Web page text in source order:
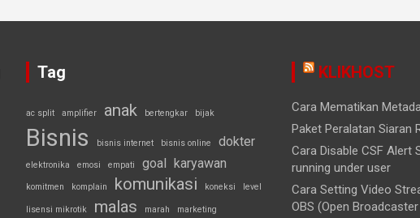
Tag
ac split amplifier anak bertengkar bijak
Bisnis bisnis internet bisnis online dokter
elektronika emosi empati goal karyawan
komitmen komplain komunikasi koneksi level
lisensi mikrotik malas marah marketing
KLIKHOST
Cara Mematikan
Paket Peralatan Siaran
Cara Disable CSF Alert
running under user
Cara Setting Video
OBS (Open